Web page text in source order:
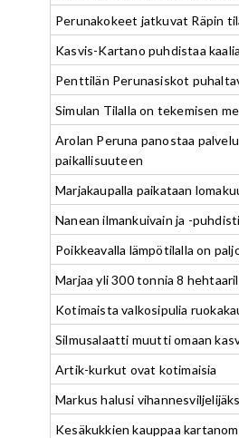
Perunakokeet jatkuvat Räpin
Kasvis-Kartano puhdistaa
Penttilän Perunasiskot
Simulan Tilalla on tekemisen
Arolan Peruna panostaa
paikallisuuteen
Marjakaupalla paikataan
Nanean ilmankuivain ja -
Poikkeavalla lämpötilalla on
Marjaa yli 300 tonnia 8
Kotimaista valkosipulia
Silmusalaatti muutti omaan
Artik-kurkut ovat kotimaisia
Markus halusi
Kesäkukkien kauppaa